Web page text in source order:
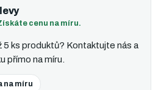
cenu na míru.
5 ks produktů? Kontaktujte nás a
přímo na míru.
na míru